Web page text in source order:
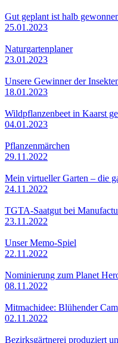
Gut geplant ist halb
25.01.2023
Naturgartenplaner
23.01.2023
Unsere Gewinner der
18.01.2023
Wildpflanzenbeet in Kaarst
04.01.2023
Pflanzenmärchen
29.11.2022
Mein virtueller Garten – die
24.11.2022
TGTA-Saatgut bei
23.11.2022
Unser Memo-Spiel
22.11.2022
Nominierung zum Planet
08.11.2022
Mitmachidee: Blühender
02.11.2022
Bezirksgärtnerei produziert